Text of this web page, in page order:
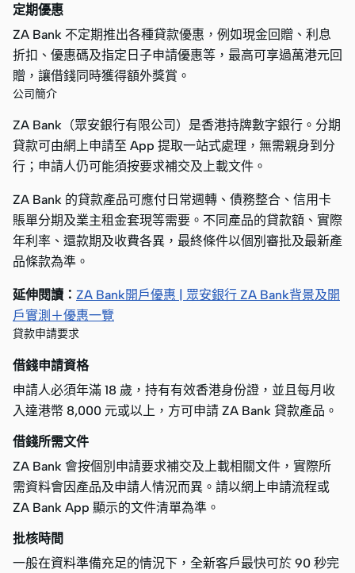
定期優惠
ZA Bank 不定期推出各種貸款優惠，例如現金回贈、利息
折扣、優惠碼及指定日子申請優惠等，最高可享過萬港元回
贈，讓借錢同時獲得額外獎賞。
公司簡介
ZA Bank（眾安銀行有限公司）是香港持牌數字銀行。分期
貸款可由網上申請至 App 提取一站式處理，無需親身到分
行；申請人仍可能須按要求補交及上載文件。
ZA Bank 的貸款產品可應付日常週轉、債務整合、信用卡
賬單分期及業主租金套現等需要。不同產品的貸款額、實際
年利率、還款期及收費各異，最終條件以個別審批及最新產
品條款為準。
延伸閱讀： ZA Bank開戶優惠 | 眾安銀行 ZA Bank背景及開
戶實測＋優惠一覽
貸款申請要求
借錢申請資格
申請人必須年滿 18 歲，持有有效香港身份證，並且每月收
入達港幣 8,000 元或以上，方可申請 ZA Bank 貸款產品。
借錢所需文件
ZA Bank 會按個別申請要求補交及上載相關文件，實際所
需資料會因產品及申請人情況而異。請以網上申請流程或
ZA Bank App 顯示的文件清單為準。
批核時間
一般在資料準備充足的情況下，全新客戶最快可於 90 秒完